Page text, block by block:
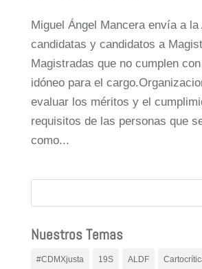
Miguel Ángel Mancera envía a
candidatas y candidatos a
Magistradas que no cumplen
idóneo para el
evaluar los méritos y el
requisitos de las personas que
como...
Nuestros Temas
#CDMXjusta 19S ALDF